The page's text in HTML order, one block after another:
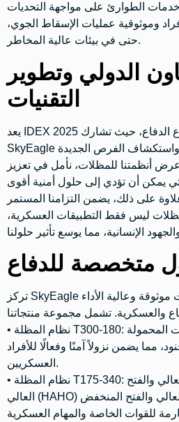
الطوارئ على مواجهة التحديات
وموثوقية عمليات الإسقاط الجوي،
حتى في بيئات عالية المخاطر.
الدولي وتطوير
التقنيات
يعد IDEX 2025 حدثًا مهمًا للتعاون في قطاع الدفاع، حيث تشارك
SkyEagle بنشاط للتفاعل مع الشركاء واستكشاف الفرص الجديدة
أنظمتنا للمظلات، نأمل في تعزيز
يمكن أن تؤدي إلى حلول أمنية أقوى
على ذلك، يضمن التزامنا المستمر
للمظلات ليس فقط التطبيقات العسكرية،
متخصصة للدفاع
تركز SkyEagle على توفير أنظمة مظلات موثوقة وعالية الأداء
•
نظام المظلة T300-180:
مما يضمن نزولاً آمنًا وفعالًا للأفراد
العسكريين.
•
نظام المظلة T175-340:
العالي (HAHO) والارتفاع العالي والفتح المنخفض (HALO)، يلبي
للقوات الخاصة والمهام العسكرية